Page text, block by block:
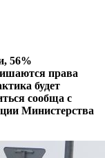
56%
права
будет
сообща с
Министерства